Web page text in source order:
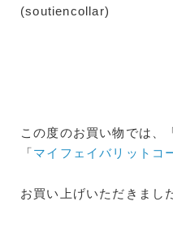
(soutiencollar)
この度のお買い物では、
「マイフェイバリットコ
お買い上げいただきまし